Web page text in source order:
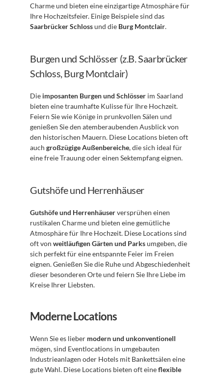
Charme und bieten eine einzigartige Atmosphäre für
Saarbrücker Schloss und die Burg Montclair.
Burgen und Schlösser (z.B. Saarbrücker
Schloss, Burg Montclair)
Die imposanten Burgen und Schlösser im Saarland
bieten eine traumhafte Kulisse für Ihre Hochzeit.
Feiern Sie wie Könige in prunkvollen Sälen und
genießen Sie den atemberaubenden Ausblick von
den historischen Mauern. Diese Locations bieten oft
auch großzügige Außenbereiche, die sich ideal für
eine freie Trauung oder einen Sektempfang eignen.
Gutshöfe und Herrenhäuser
Gutshöfe und Herrenhäuser versprühen einen
rustikalen Charme und bieten eine gemütliche
Atmosphäre für Ihre Hochzeit. Diese Locations sind
oft von weitläufigen Gärten und Parks umgeben, die
sich perfekt für eine entspannte Feier im Freien
eignen. Genießen Sie die Ruhe und Abgeschiedenheit
dieser besonderen Orte und feiern Sie Ihre Liebe im
Kreise Ihrer Liebsten.
Moderne Locations
Wenn Sie es lieber modern und unkonventionell
mögen, sind Eventlocations in umgebauten
Industrieanlagen oder Hotels mit Bankettsälen eine
gute Wahl. Diese Locations bieten oft eine flexible